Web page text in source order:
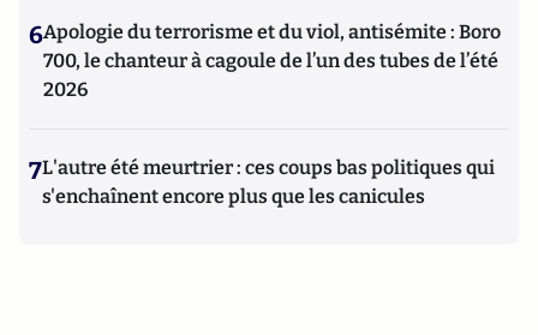
6Apologie du terrorisme et du viol, antisémite : Boro
700, le chanteur à cagoule de l’un des tubes de l’été
2026
7L'autre été meurtrier : ces coups bas politiques qui
s'enchaînent encore plus que les canicules